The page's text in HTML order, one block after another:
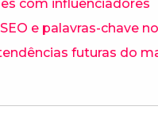
com influenciadores
e palavras-chave
futuras do